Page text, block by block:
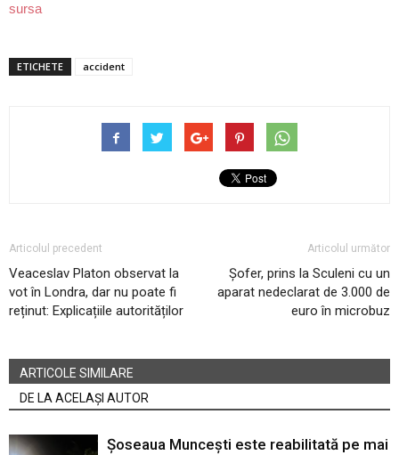
sursa
ETICHETE accident
Articolul precedent
Veaceslav Platon observat la
vot în Londra, dar nu poate fi
reținut: Explicațiile autorităților
Articolul următor
Șofer, prins la Sculeni cu un
aparat nedeclarat de 3.000 de
euro în microbuz
ARTICOLE SIMILARE
DE LA ACELAȘI AUTOR
Șoseaua Muncești este reabilitată pe mai